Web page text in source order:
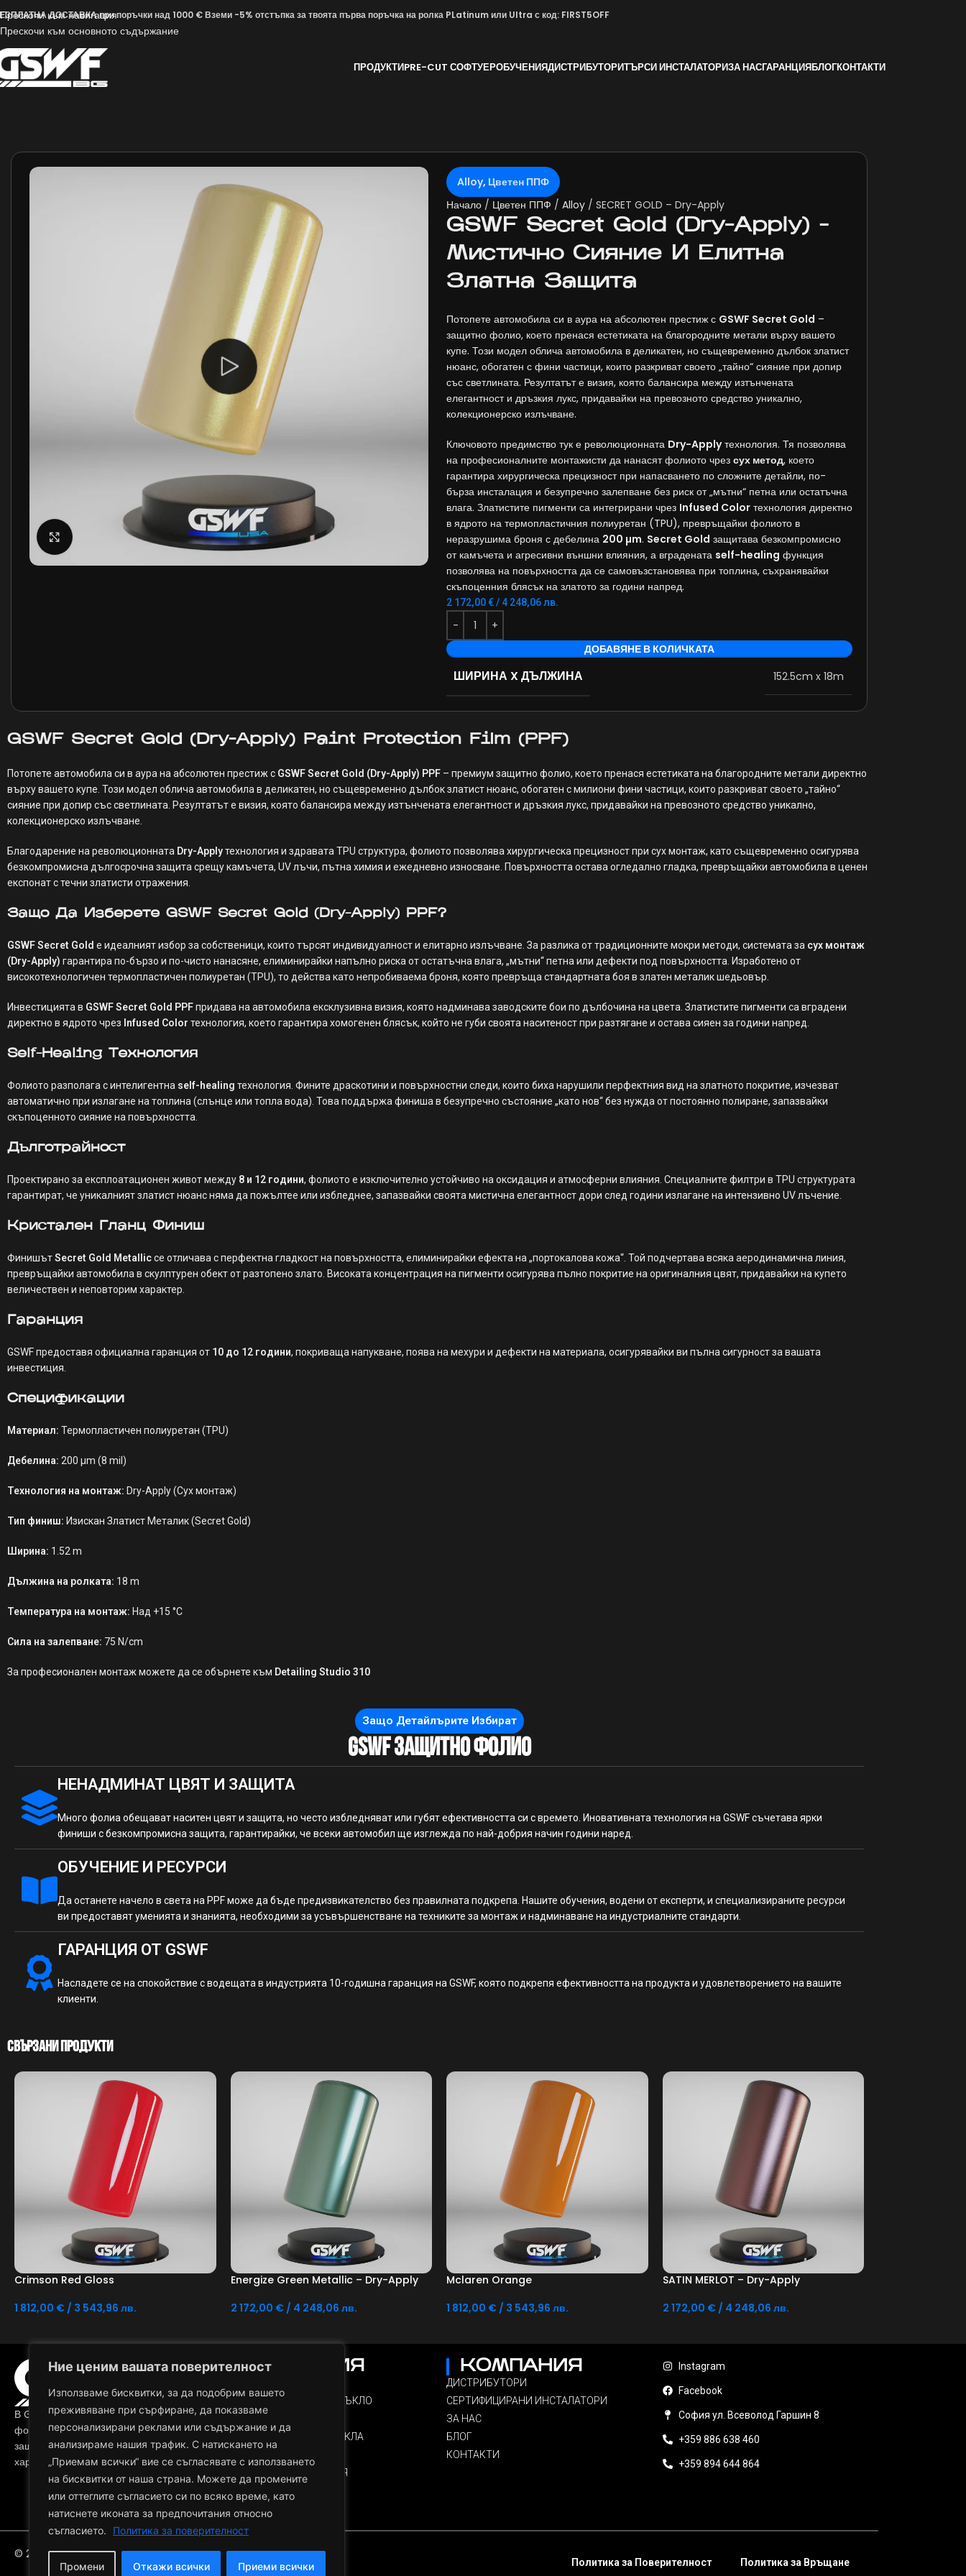
Ние ценим вашата поверителност
Използваме бисквитки, за да подобрим вашето
преживяване при сърфиране, да показваме
персонализирани реклами или съдържание и да
анализираме нашия трафик. С натискането на
„Приемам всички“ вие се съгласявате с използването
на бисквитки от наша страна. Можете да промените
или оттеглите съгласието си по всяко време, като
натиснете иконата за предпочитания относно
съгласието.
Политика за поверителност
Промени Откажи всички Приеми всички
Прескочи към навигация
Прескочи към основното съдържание
ДОСТАВКА при поръчки над 1000 € Вземи -5% отстъпка за твоята първа поръчка на ролка PLatinum или Ultra с код: FIRST5OFF
ПРОДУКТИPRE-CUT СОФТУЕРОБУЧЕНИЯДИСТРИБУТОРИТЪРСИ ИНСТАЛАТОРИЗА НАСГАРАНЦИЯБЛОГКОНТАКТИ
Щракнете за уголемяване
Начало Цветен ППФ Alloy SECRET GOLD – Dry-Apply
GSWF Secret Gold (Dry-Apply) –
Мистично Сияние И Елитна
Златна Защита
Потопете автомобила си в аура на абсолютен престиж с GSWF Secret Gold –
защитно фолио, което пренася естетиката на благородните метали върху вашето
купе. Този модел облича автомобила в деликатен, но същевременно дълбок златист
нюанс, обогатен с фини частици, които разкриват своето „тайно“ сияние при допир
със светлината. Резултатът е визия, която балансира между изтънчената
елегантност и дръзкия лукс, придавайки на превозното средство уникално,
колекционерско излъчване.
Ключовото предимство тук е революционната Dry-Applyтехнология. Тя позволява
на професионалните монтажисти да нанасят фолиото чрез сух метод, което
гарантира хирургическа прецизност при напасването по сложните детайли, по-
бърза инсталация и безупречно залепване без риск от „мътни“ петна или остатъчна
влага. Златистите пигменти са интегрирани чрез Infused Color технология директно
в ядрото на термопластичния полиуретан (TPU), превръщайки фолиото в
неразрушима броня с дебелина 200 µm. Secret Gold защитава безкомпромисно
от камъчета и агресивни външни влияния, а вградената self-healing функция
позволява на повърхността да се самовъзстановява при топлина, съхранявайки
скъпоценния блясък на златото за години напред.
2 172,00€/ 4 248,06 лв.
ДОБАВЯНЕ В КОЛИЧКАТА
Alloy, Цветен ППФ
ШИРИНА X ДЪЛЖИНА 152.5cm x 18m
GSWF Secret Gold (Dry-Apply) Paint Protection Film (PPF)
Потопете автомобила си в аура на абсолютен престиж с GSWF Secret Gold (Dry-Apply) PPF – премиум защитно фолио, което пренася естетиката на благородните метали директно
върху вашето купе. Този модел облича автомобила в деликатен, но същевременно дълбок златист нюанс, обогатен с милиони фини частици, които разкриват своето „тайно“
сияние при допир със светлината. Резултатът е визия, която балансира между изтънчената елегантност и дръзкия лукс, придавайки на превозното средство уникално,
колекционерско излъчване.
Благодарение на революционната Dry-Applyтехнология и здравата TPU структура, фолиото позволява хирургическа прецизност при сух монтаж, като същевременно осигурява
безкомпромисна дългосрочна защита срещу камъчета, UV лъчи, пътна химия и ежедневно износване. Повърхността остава огледално гладка, превръщайки автомобила в ценен
експонат с течни златисти отражения.
Защо Да Изберете GSWF Secret Gold (Dry-Apply) PPF?
GSWF Secret Gold е идеалният избор за собственици, които търсят индивидуалност и елитарно излъчване. За разлика от традиционните мокри методи, системата за сух монтаж
(Dry-Apply) гарантира по-бързо и по-чисто нанасяне, елиминирайки напълно риска от остатъчна влага, „мътни“ петна или дефекти под повърхността. Изработено от
високотехнологичен термопластичен полиуретан (TPU), то действа като непробиваема броня, която превръща стандартната боя в златен металик шедьовър.
Инвестицията в GSWF Secret Gold PPFпридава на автомобила ексклузивна визия, която надминава заводските бои по дълбочина на цвета. Златистите пигменти са вградени
директно в ядрото чрез Infused Color технология, което гарантира хомогенен блясък, който не губи своята наситеност при разтягане и остава сияен за години напред.
Self-Healing Технология
Фолиото разполага с интелигентна self-healing технология. Фините драскотини и повърхностни следи, които биха нарушили перфектния вид на златното покритие, изчезват
автоматично при излагане на топлина (слънце или топла вода). Това поддържа финиша в безупречно състояние „като нов“ без нужда от постоянно полиране, запазвайки
скъпоценното сияние на повърхността.
Дълготрайност
Проектирано за експлоатационен живот между 8 и 12 години, фолиото е изключително устойчиво на оксидация и атмосферни влияния. Специалните филтри в TPU структурата
гарантират, че уникалният златист нюанс няма да пожълтее или избледнее, запазвайки своята мистична елегантност дори след години излагане на интензивно UV лъчение.
Кристален Гланц Финиш
ФинишътSecret Gold Metallicсе отличава с перфектна гладкост на повърхността, елиминирайки ефекта на „портокалова кожа“. Той подчертава всяка аеродинамична линия,
превръщайки автомобила в скулптурен обект от разтопено злато. Високата концентрация на пигменти осигурява пълно покритие на оригиналния цвят, придавайки на купето
величествен и неповторим характер.
Гаранция
GSWF предоставя официална гаранция от 10 до 12 години, покриваща напукване, поява на мехури и дефекти на материала, осигурявайки ви пълна сигурност за вашата
инвестиция.
Спецификации
Материал: Термопластичен полиуретан (TPU)
Дебелина: 200 µm (8 mil)
Технология на монтаж: Dry-Apply (Сух монтаж)
Тип финиш: Изискан Златист Металик (Secret Gold)
Ширина: 1.52 m
Дължина на ролката: 18 m
Температура на монтаж: Над +15 °C
Сила на залепване: 75 N/cm
За професионален монтаж можете да се обърнете към Detailing Studio 310
Защо Детайлърите Избират
GSWF Защитно Фолио
НЕНАДМИНАТ ЦВЯТ И ЗАЩИТА
Много фолиа обещават наситен цвят и защита, но често избледняват или губят ефективността си с времето. Иновативната технология на GSWF съчетава ярки
финиши с безкомпромисна защита, гарантирайки, че всеки автомобил ще изглежда по най-добрия начин години наред.
ОБУЧЕНИЕ И РЕСУРСИ
Да останете начело в света на PPF може да бъде предизвикателство без правилната подкрепа. Нашите обучения, водени от експерти, и специализираните ресурси
ви предоставят уменията и знанията, необходими за усъвършенстване на техниките за монтаж и надминаване на индустриалните стандарти.
ГАРАНЦИЯ ОТ GSWF
Насладете се на спокойствие с водещата в индустрията 10-годишна гаранция на GSWF, която подкрепя ефективността на продукта и удовлетворението на вашите
клиенти.
Свързани Продукти
Crimson Red Gloss
1 812,00 € / 3 543,96 лв.
Energize Green Metallic – Dry-Apply
2 172,00 €/ 4 248,06 лв.
Mclaren Orange
1 812,00 € / 3 543,96 лв.
SATIN MERLOT – Dry-Apply
2 172,00 €/ 4 248,06 лв.
В GSWF създаваме премиум PPF защитни
фолиа, които осигуряват максимална
защита, изключителни експлоатационни
характеристики и лесна инсталация.
КОЛЕКЦИЯ
ЗАЩИТА ЗА ПРЕДНО СТЪКЛО
ЗАТЪМНЯВАНЕ НА СТЪКЛА
КЕРАМИЧНИ ПОКРИТИЯ
КОМПАНИЯ
ДИСТРИБУТОРИ
СЕРТИФИЦИРАНИ ИНСТАЛАТОРИ
ЗА НАС
БЛОГ
КОНТАКТИ
Instagram
Facebook
София ул. Всеволод Гаршин 8
+359 886 638 460
+359 894 644 864
© 2026GSWF. Всички права запазени
Политика за Поверителност Политика за Връщане